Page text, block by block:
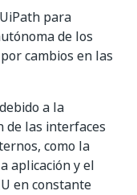
para
de los
cambios en las
a la
de las interfaces
como la
aplicación y el
en constante